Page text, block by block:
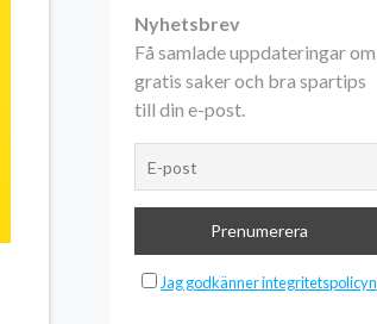
Nyhetsbrev
Få samlade uppdateringar om
gratis saker och bra spartips
till din e-post.
Jag godkänner integritetspolicyn